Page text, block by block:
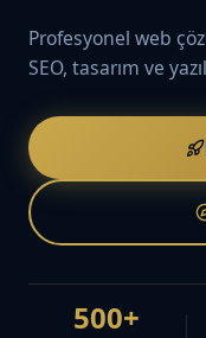
Profesyonel web
SEO, tasarım ve
500+